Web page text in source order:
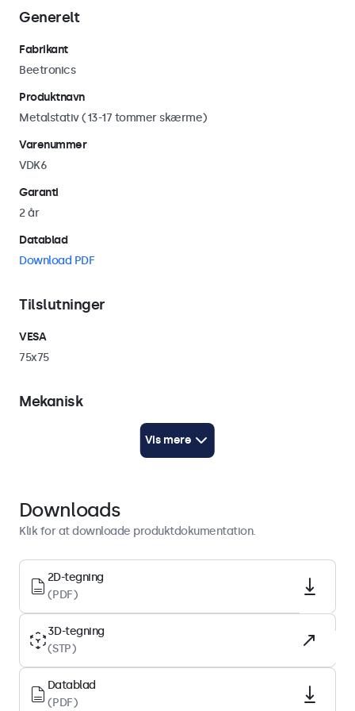
Generelt
Fabrikant
Beetronics
Produktnavn
Metalstativ (13-17 tommer skærme)
Varenummer
VDK6
Garanti
2 år
Datablad
Download PDF
Tilslutninger
VESA
75x75
Mekanisk
Sort
Højde
Teknisk tegning (2D)
Download PDF
Teknisk tegning (3D)
Download CAD/STP
Pakkens indhold
Vis mere
Downloads
Klik for at downloade produktdokumentation.
2D-tegning
(PDF)
3D-tegning
(STP)
Datablad
(PDF)